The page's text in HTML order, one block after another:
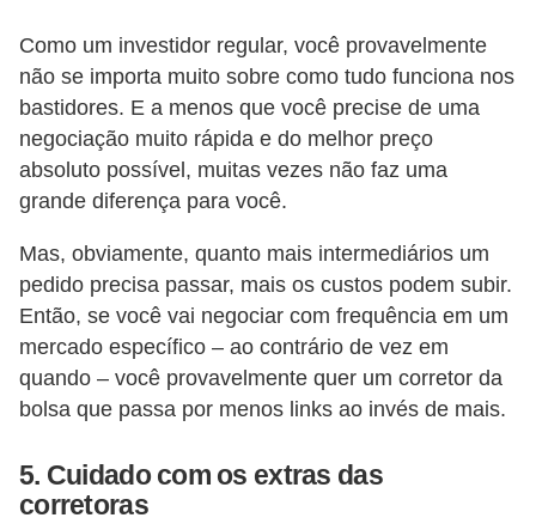
Como um investidor regular, você provavelmente
não se importa muito sobre como tudo funciona nos
bastidores. E a menos que você precise de uma
negociação muito rápida e do melhor preço
absoluto possível, muitas vezes não faz uma
grande diferença para você.
Mas, obviamente, quanto mais intermediários um
pedido precisa passar, mais os custos podem subir.
Então, se você vai negociar com frequência em um
mercado específico – ao contrário de vez em
quando – você provavelmente quer um corretor da
bolsa que passa por menos links ao invés de mais.
5. Cuidado com os extras das
corretoras
g
r
a
m
a
d
e
r
e
c
m
p